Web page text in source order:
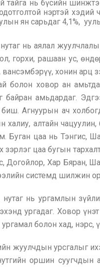
тайга нь бүсийн
нэртэй хэдий
ян сарьдаг 4,1%,
нь аялал
горхи, рашаан ус,
хонин арц
болон ховор ан
байран амьдардаг.
Агнуурын ач
халиу, алтайн
Буган цаа нь Тэнгис,
зэрлэг цаа бугын
Хар Бяран,
системд шилжин
нь ургамлын
ургадаг. Ховор
болон хад, нэрс,
жуулчдын урсгалыг
оршин